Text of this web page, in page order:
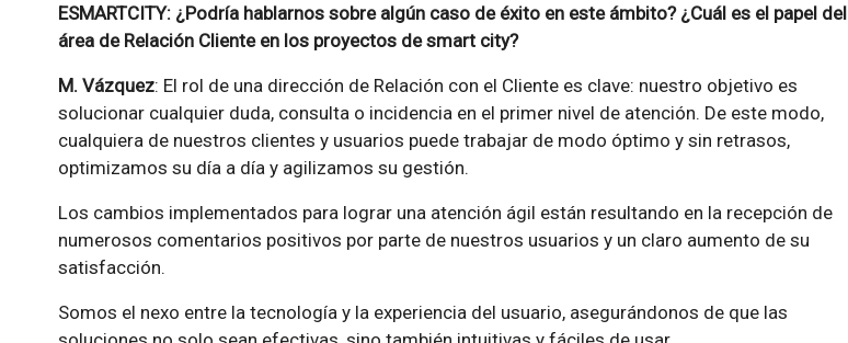
ESMARTCITY: ¿Podría hablarnos sobre algún caso de éxito en este ámbito? ¿Cuál es el papel del
área de Relación Cliente en los proyectos de smart city?
M. Vázquez: El rol de una dirección de Relación con el Cliente es clave: nuestro objetivo es
solucionar cualquier duda, consulta o incidencia en el primer nivel de atención. De este modo,
cualquiera de nuestros clientes y usuarios puede trabajar de modo óptimo y sin retrasos,
optimizamos su día a día y agilizamos su gestión.
Los cambios implementados para lograr una atención ágil están resultando en la recepción de
numerosos comentarios positivos por parte de nuestros usuarios y un claro aumento de su
satisfacción.
Somos el nexo entre la tecnología y la experiencia del usuario, asegurándonos de que las